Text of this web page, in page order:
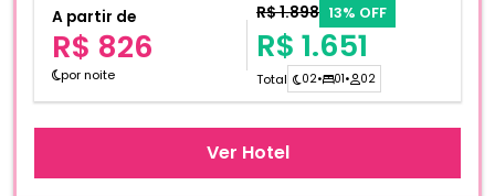
A partir de
R$ 826
por noite
R$ 1.898 13% OFF
R$ 1.651
Total 02• 01• 02
Ver Hotel